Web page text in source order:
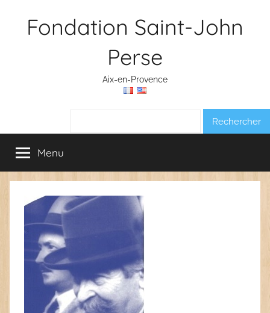
Fondation Saint-John
Perse
Aix-en-Provence
Menu